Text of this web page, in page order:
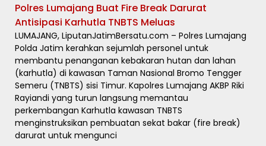
Polres Lumajang Buat Fire Break Darurat
Antisipasi Karhutla TNBTS Meluas
LUMAJANG, LiputanJatimBersatu.com – Polres Lumajang
Polda Jatim kerahkan sejumlah personel untuk
membantu penanganan kebakaran hutan dan lahan
(karhutla) di kawasan Taman Nasional Bromo Tengger
Semeru (TNBTS) sisi Timur. Kapolres Lumajang AKBP Riki
Rayiandi yang turun langsung memantau
perkembangan Karhutla kawasan TNBTS
menginstruksikan pembuatan sekat bakar (fire break)
darurat untuk mengunci